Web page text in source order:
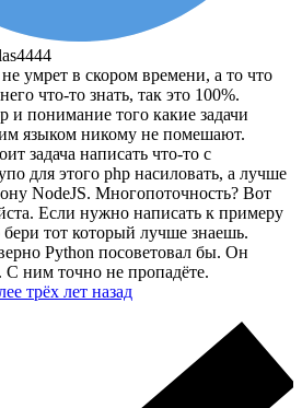
умрет в скором времени, а то что
что-то знать, так это 100%.
и понимание того какие задачи
языком никому не помешают.
задача написать что-то с
для этого php насиловать, а лучше
NodeJS. Многопоточность? Вот
Если нужно написать к примеру
тот который лучше знаешь.
Python посоветовал бы. Он
С ним точно не пропадёте.
трёх лет назад